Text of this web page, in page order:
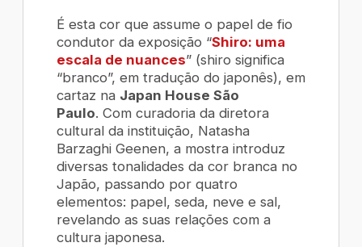
É esta cor que assume o papel de fio
condutor da exposição “Shiro: uma
escala de nuances” (shirosignifica
“branco”, em tradução do japonês), em
cartaz na Japan House São
Paulo.Com curadoria da diretora
cultural da instituição, Natasha
Barzaghi Geenen, a mostra introduz
diversas tonalidades da cor branca no
Japão, passando por quatro
elementos: papel, seda, neve e sal,
revelando as suas relações com a
cultura japonesa.